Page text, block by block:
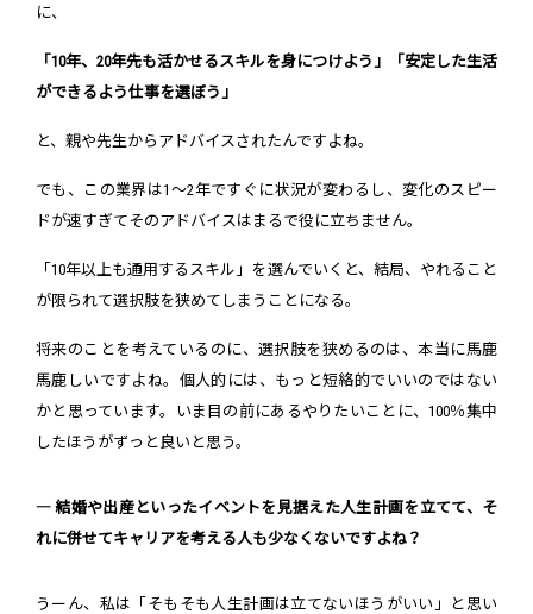
に、
「10年、20年先も活かせるスキルを身につけよう」「安定した生活
ができるよう仕事を選ぼう」
と、親や先生からアドバイスされたんですよね。
でも、この業界は1～2年ですぐに状況が変わるし、変化のスピー
ドが速すぎてそのアドバイスはまるで役に立ちません。
「10年以上も通用するスキル」を選んでいくと、結局、やれること
が限られて選択肢を狭めてしまうことになる。
将来のことを考えているのに、選択肢を狭めるのは、本当に馬鹿
馬鹿しいですよね。個人的には、もっと短絡的でいいのではない
かと思っています。いま目の前にあるやりたいことに、100％集中
したほうがずっと良いと思う。
― 結婚や出産といったイベントを見据えた人生計画を立てて、そ
れに併せてキャリアを考える人も少なくないですよね？
うーん、私は「そもそも人生計画は立てないほうがいい」と思い